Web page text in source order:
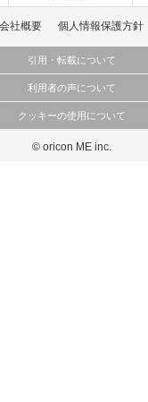
会社概要 個人情報保護方針
引用・転載について
報（文字、写真、イラスト、画像
なく無断転載・複製などの二次利
利用者の声について
はすべてサービスの利用者が提出
とをご理解いただいた上でご覧く
クッキーの使用について
用して、ユーザーに合わせたコン
© oricon ME inc.